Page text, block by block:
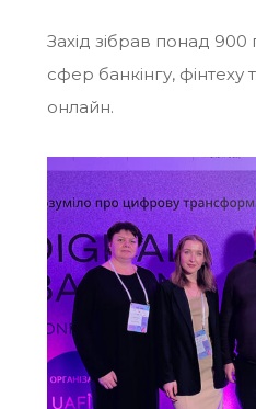
Захід зібрав понад 900
сфер банкінгу, фінтеху
онлайн.